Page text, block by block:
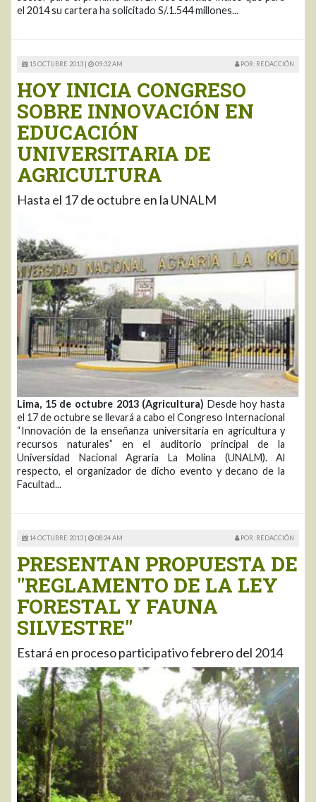
el 2014 su cartera ha solicitado S/.1.544 millones...
15 OCTUBRE 2013 | 09:32 AM POR: REDACCIÓN
HOY INICIA CONGRESO
SOBRE INNOVACIÓN EN
EDUCACIÓN
UNIVERSITARIA DE
AGRICULTURA
Hasta el 17 de octubre en la UNALM
Lima, 15 de octubre 2013 (Agricultura) Desde hoy hasta
el 17 de octubre se llevará a cabo el Congreso Internacional
“Innovación de la enseñanza universitaria en agricultura y
recursos naturales” en el auditorio principal de la
Universidad Nacional Agraria La Molina (UNALM). Al
respecto, el organizador de dicho evento y decano de la
Facultad...
14 OCTUBRE 2013 | 08:24 AM POR: REDACCIÓN
PRESENTAN PROPUESTA DE
"REGLAMENTO DE LA LEY
FORESTAL Y FAUNA
SILVESTRE"
Estará en proceso participativo febrero del 2014